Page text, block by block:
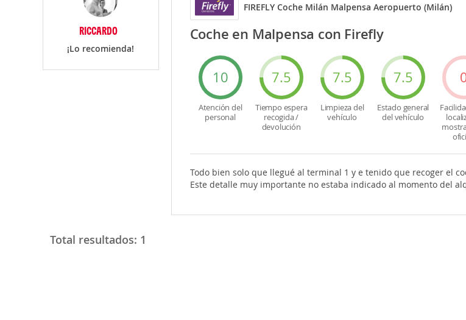
RICCARDO
¡Lo recomienda!
FIREFLY Coche Milán Malpensa Aeropuerto (Milán)
Coche en Malpensa con Firefly
10
Atención del
personal
7.5
Tiempo espera
recogida /
devolución
7.5
Limpieza del
vehículo
7.5
Estado general
del vehículo
Todo bien solo que llegué al terminal 1 y e tenido que recoger el
Este detalle muy importante no estaba indicado al momento del
Total resultados: 1